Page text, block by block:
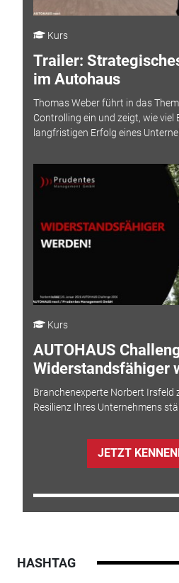
Kurs
Trailer:
im Autohaus
Thomas Weber führt in das
Controlling ein und zeigt, wie viel
langfristigen Erfolg eines
Kurs
AUTOHAUS
Widerstandsfähiger
Branchenexperte Norbert Irsfeld
Resilienz Ihres Unternehmens
JETZT
HASHTAG